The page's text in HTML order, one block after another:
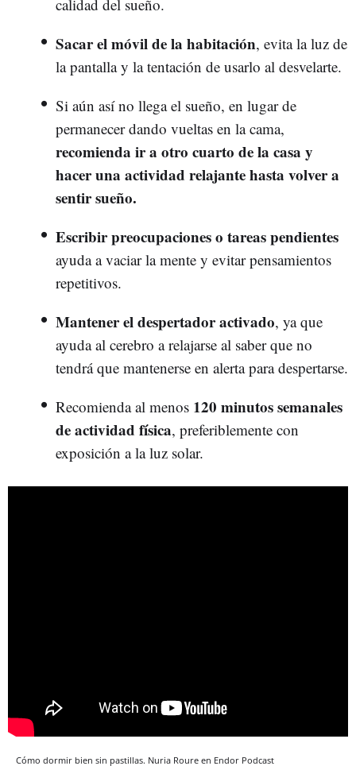
calidad del sueño.
Sacar el móvil de la habitación, evita la luz de
la pantalla y la tentación de usarlo al desvelarte.
Si aún así no llega el sueño, en lugar de
permanecer dando vueltas en la cama,
recomienda ir a otro cuarto de la casa y
hacer una actividad relajante hasta volver a
sentir sueño.
Escribir preocupaciones o tareas pendientes
ayuda a vaciar la mente y evitar pensamientos
repetitivos.
Mantener el despertador activado, ya que
ayuda al cerebro a relajarse al saber que no
tendrá que mantenerse en alerta para despertarse.
Recomienda al menos 120 minutos semanales
de actividad física, preferiblemente con
exposición a la luz solar.
Cómo dormir bien sin pastillas. Nuria Roure en Endor Podcast